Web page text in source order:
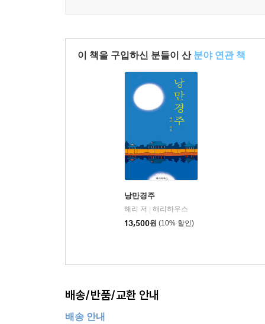
이 책을 구입하신 분들이 산 분야 연관 책
낭만경주
해리 저
해리하우스
13,500원 (10% 할인)
배송/반품/교환 안내
배송 안내